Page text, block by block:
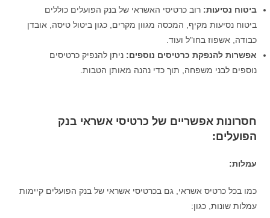
ביטוח נסיעות: רוב כרטיסי האשראי של בנק הפועלים כוללים
ביטוח נסיעות מקיף, המכסה מגוון מקרים, כגון ביטול טיסה, אובדן
כבודה, אשפוז בחו"ל ועוד.
אפשרות להנפקת כרטיסים נוספים: ניתן להנפיק כרטיסים
נוספים לבני משפחה, תוך כדי נהנה מאותן הטבות.
חסרונות אפשריים של כרטיסי אשראי בנק
הפועלים:
עמלות:
כמו בכל כרטיס אשראי, גם בכרטיסי אשראי של בנק הפועלים קיימות
עמלות שונות, כגון: